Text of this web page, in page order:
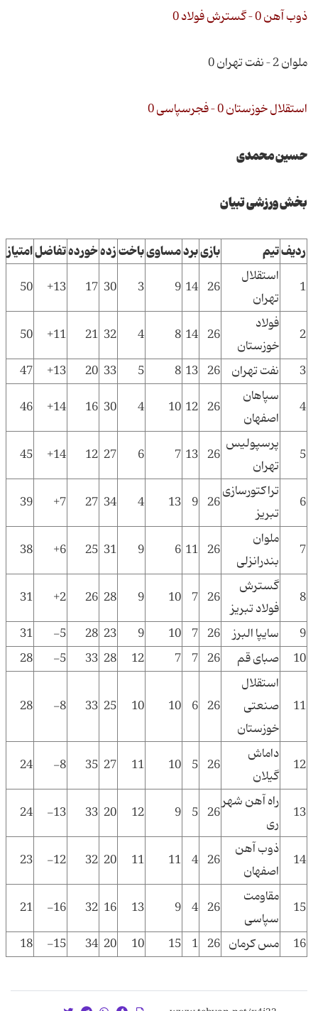
ذوب آهن 0 – گسترش فولاد 0
ملوان 2 – نفت تهران 0
استقلال خوزستان 0 – فجرسپاسی 0
حسین محمدی
بخش ورزشی تبیان
ردیفتیم بازیبردمساویباختزدهخوردهتفاضلامتیاز
1
استقلال
تهران
26
14
9
3
30
17
13+
50
2
فولاد
خوزستان
26
14
8
4
32
21
11+
50
3
نفت تهران 26
13
8
5
33
20
13+
47
4
سپاهان
اصفهان
26
12
10
4
30
16
14+
46
5
پرسپولیس
تهران
26
13
7
6
27
12
14+
45
6
تراکتورسازی
تبریز
26
9
13
4
34
27
7+
39
7
ملوان
بندرانزلی
26
11
6
9
31
25
6+
38
8
گسترش
فولاد تبریز
26
7
10
9
28
26
2+
31
9
سایپا البرز 26
7
10
9
23
28
5-
31
10
صبای قم 26
7
7
12
28
33
5-
28
11
استقلال
صنعتی
خوزستان
26
6
10
10
25
33
8-
28
12
داماش
گیلان
26
5
10
11
27
35
8-
24
13
راه آهن شهر
ری
26
5
9
12
20
33
13-
24
14
ذوب آهن
اصفهان
26
4
11
11
20
32
12-
23
15
مقاومت
سپاسی
26
4
9
13
16
32
16-
21
16
مس کرمان 26
1
15
10
20
34
15-
18